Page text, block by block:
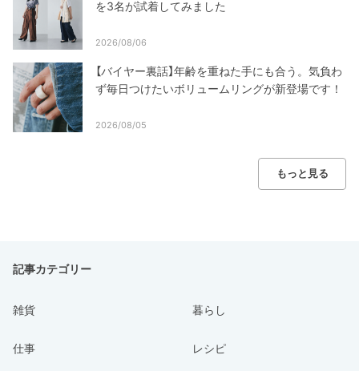
を3名が試着してみました
2026/08/06
【バイヤー裏話】年齢を重ねた手にも合う。気負わ
ず毎日つけたいボリュームリングが新登場です！
2026/08/05
もっと見る
記事カテゴリー
雑貨 暮らし
仕事 レシピ